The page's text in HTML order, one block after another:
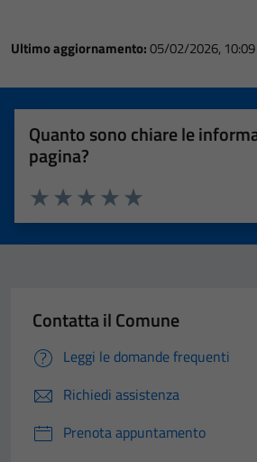
Ultimo aggiornamento:05/02/2026, 10:09
Quanto sono chiare le
pagina?
Valuta 5 stelle su 5
Valuta 4 stelle su 5
Valuta 3 stelle su 5
Valuta 2 stelle su 5
Valuta 1 stelle su 5
Contatta il Comune
Leggi le domande frequenti
Richiedi assistenza
Prenota appuntamento